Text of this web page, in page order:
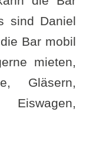
sind Daniel
Bar mobil
mieten,
Gläsern,
Eiswagen,